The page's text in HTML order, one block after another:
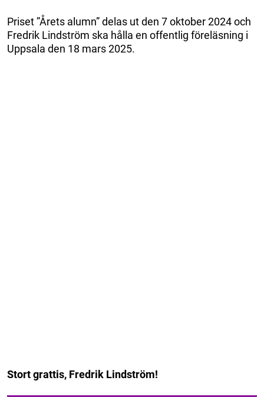
Priset ”Årets alumn” delas ut den 7 oktober 2024 och
Fredrik Lindström ska hålla en offentlig föreläsning i
Uppsala den 18 mars 2025.
Stort grattis, Fredrik Lindström!